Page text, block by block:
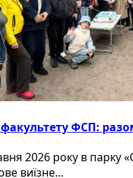
ФСП:
2026 року в парку
виїзне...